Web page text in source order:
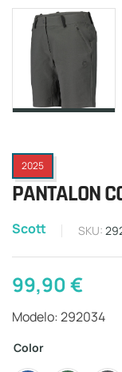
2025
PANTALON
Scott SKU:
99,90€
Modelo: 292034
Color